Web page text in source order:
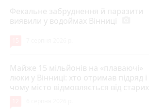
Фекальне забруднення й паразити
виявили у водоймах Вінниці
Майже 15 мільйонів на «плаваючі»
люки у Вінниці: хто отримав підряд і
чому місто відмовляється від старих